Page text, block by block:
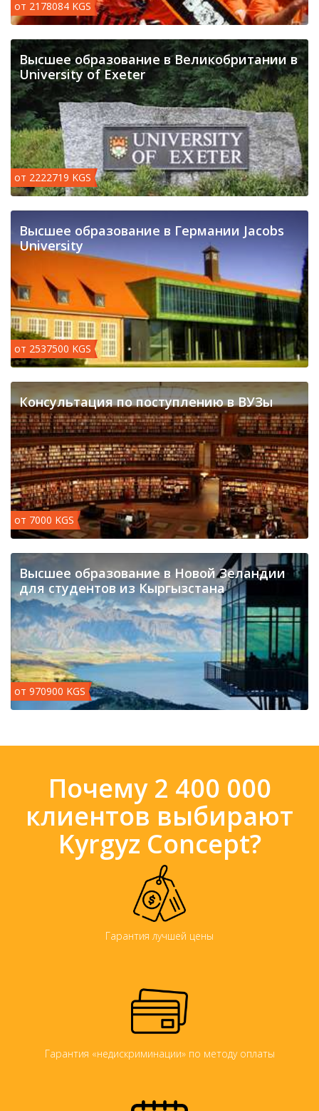
от 2178084 KGS
Высшее образование в Великобритании в
University of Exeter
от 2222719 KGS
Высшее образование в Германии Jacobs
University
от 2537500 KGS
Консультация по поступлению в ВУЗы
от 7000 KGS
​Высшее образование в Новой Зеландии
для студентов из Кыргызстана
от 970900 KGS
Почему 2 400 000
клиентов выбирают
Kyrgyz Concept?
Гарантия лучшей цены
Гарантия «недискриминации» по методу оплаты